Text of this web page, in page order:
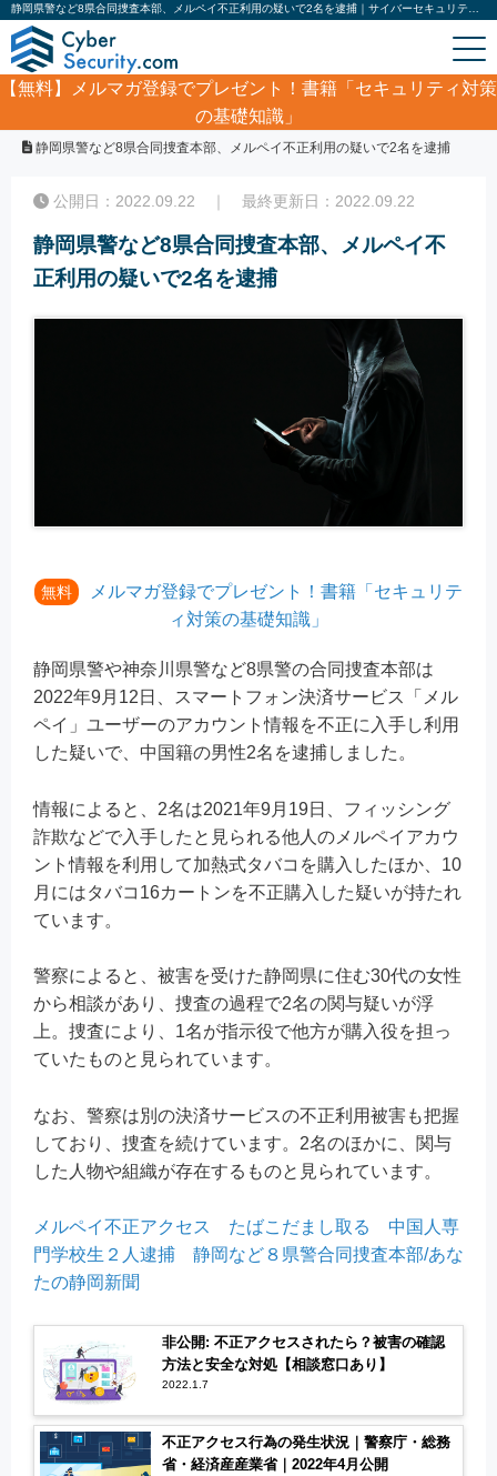
【無料】
メルマガ登録でプレゼント！書籍「セキュリティ対策
の基礎知識」
サイバーセキュリティ・情報漏洩ニュース
静岡県警など8県合同捜査本部、メルペイ不正利用の疑いで2名を逮捕
公開日：2022.09.22 ｜ 最終更新日：2022.09.22
静岡県警など8県合同捜査本部、メルペイ不
正利用の疑いで2名を逮捕
無料
メルマガ登録でプレゼント！書籍「セキュリテ
ィ対策の基礎知識」
静岡県警や神奈川県警など8県警の合同捜査本部は
2022年9月12日、スマートフォン決済サービス「メル
ペイ」ユーザーのアカウント情報を不正に入手し利用
した疑いで、中国籍の男性2名を逮捕しました。
情報によると、2名は2021年9月19日、フィッシング
詐欺などで入手したと見られる他人のメルペイアカウ
ント情報を利用して加熱式タバコを購入したほか、10
月にはタバコ16カートンを不正購入した疑いが持たれ
ています。
警察によると、被害を受けた静岡県に住む30代の女性
から相談があり、捜査の過程で2名の関与疑いが浮
上。捜査により、1名が指示役で他方が購入役を担っ
ていたものと見られています。
なお、警察は別の決済サービスの不正利用被害も把握
しており、捜査を続けています。2名のほかに、関与
した人物や組織が存在するものと見られています。
メルペイ不正アクセス たばこだまし取る 中国人専
門学校生２人逮捕 静岡など８県警合同捜査本部/あな
たの静岡新聞
非公開: 不正アクセスされたら？被害の確認
方法と安全な対処【相談窓口あり】
2022.1.7
不正アクセス行為の発生状況｜警察庁・総務
省・経済産産業省｜2022年4月公開